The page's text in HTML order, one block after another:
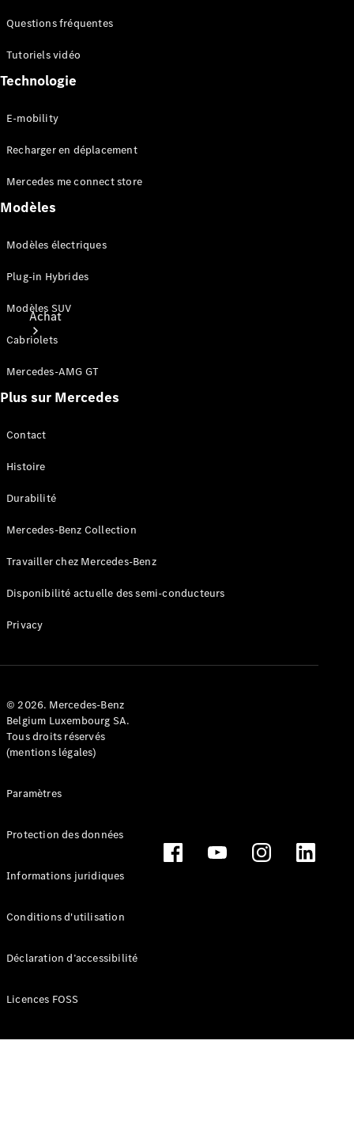
Configurateur
Achat
Consultez le
stock de
neuves
un
d’occasion
Fleet &
Corporate
et prix
Brochures
et tarifs
Réserver un
route
Financement
Extras
service
accessoires
Questions fréquentes
Tutoriels vidéo
Technologie
E-mobility
Recharger en déplacement
Mercedes me connect store
Modèles
Modèles électriques
Plug-in Hybrides
Modèles SUV
Cabriolets
Mercedes-AMG GT
Plus sur Mercedes
Contact
Histoire
Durabilité
Mercedes-Benz Collection
Travailler chez Mercedes-Benz
Disponibilité actuelle des semi-conducteurs
Privacy
© 2026. Mercedes-Benz
Belgium Luxembourg SA.
Tous droits réservés
(mentions légales)
Paramètres
Protection des données
Informations juridiques
Conditions d'utilisation
Déclaration d’accessibilité
Licences FOSS